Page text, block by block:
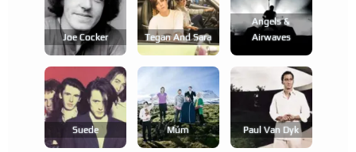
Joe Cocker Tegan And Sara
Angels &
Airwaves
Suede Múm Paul Van Dyk